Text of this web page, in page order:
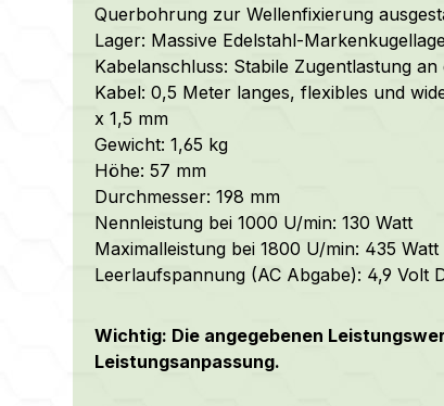
Querbohrung zur Wellenfixierung
Lager: Massive Edelstahl-
Kabelanschluss: Stabile Zugentlastung
Kabel: 0,5 Meter langes, flexibles und
x 1,5 mm
Gewicht: 1,65 kg
Höhe: 57 mm
Durchmesser: 198 mm
Nennleistung bei 1000 U/min: 130 Watt
Maximalleistung bei 1800 U/min: 435
Leerlaufspannung (AC Abgabe): 4,9 Volt
Wichtig: Die angegebenen
Leistungsanpassung.